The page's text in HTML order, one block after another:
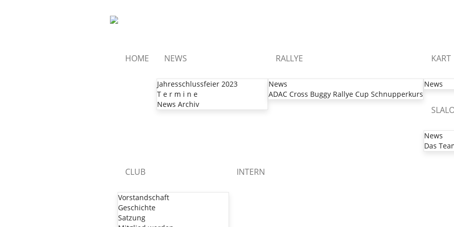
HOME NEWS
Jahresschlussfeier 2023
T e r m i n e
News Archiv
RALLYE
News
ADAC Cross Buggy Rallye Cup Schnupperkurs
KART
News
News
Das
CLUB
Vorstandschaft
Geschichte
Satzung
INTERN